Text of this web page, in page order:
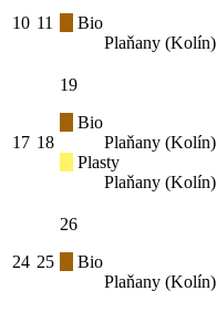
10 11
Bio
Plaňany (Kolín)
17 18
19
Bio
Plaňany (Kolín)
Plasty
Plaňany (Kolín)
24 25
26
Bio
Plaňany (Kolín)